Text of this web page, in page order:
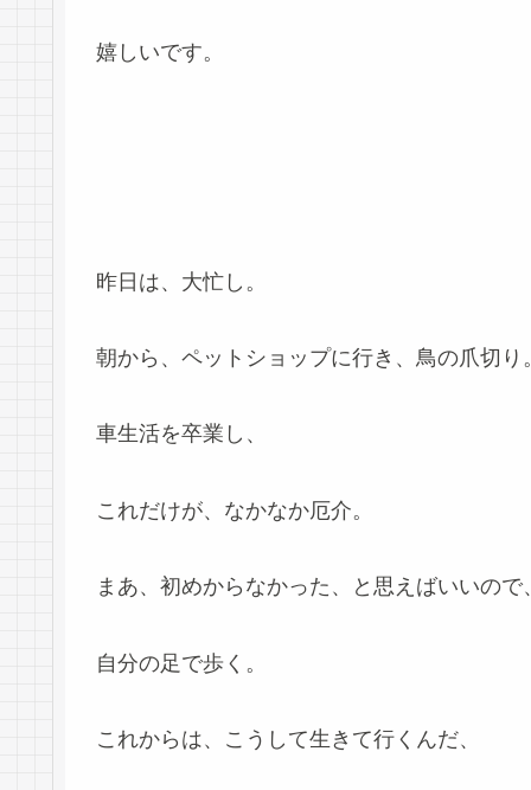
嬉しいです。
昨日は、大忙し。
朝から、ペットショップに行き、鳥の爪切り
車生活を卒業し、
これだけが、なかなか厄介。
まあ、初めからなかった、と思えばいいので
自分の足で歩く。
これからは、こうして生きて行くんだ、